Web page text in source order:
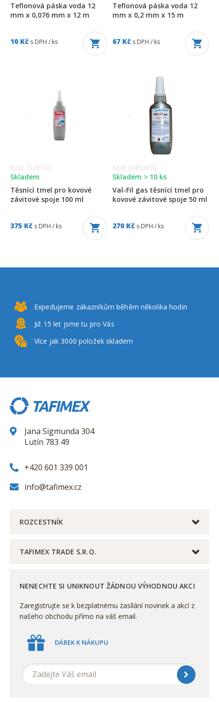
Teflonová páska voda 12
mm x 0,076 mm x 12 m
10 Kč s DPH / ks
Teflonová páska voda 12
mm x 0,2 mm x 15 m
67 Kč s DPH / ks
Kód: TUB100
Skladem
Těsnící tmel pro kovové
závitové spoje 100 ml
375 Kč s DPH / ks
Kód: G400600
Skladem > 10 ks
Val-Fil gas těsnící tmel pro
kovové závitové spoje 50 ml
270 Kč s DPH / ks
Expedujeme zákazníkům běhěm několika hodin
Již 15 let jsme tu pro Vás
Více jak 3000 položek skladem
Jana Sigmunda 304
Lutín 783 49
+420 601 339 001
info@tafimex.cz
ROZCESTNÍK
TAFIMEX TRADE S.R.O.
NENECHTE SI UNIKNOUT ŽÁDNOU VÝHODNOU AKCI
Zaregistrujte se k bezplatnému zasílání novinek a akcí z
našeho obchodu přímo na váš email.
DÁREK K NÁKUPU